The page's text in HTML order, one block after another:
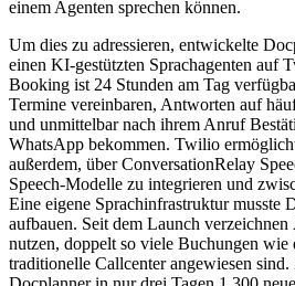
einem Agenten sprechen können.
Um dies zu adressieren, entwickelte
einen KI-gestützten Sprachagenten auf
Booking ist 24 Stunden am Tag
Termine vereinbaren, Antworten auf
und unmittelbar nach ihrem Anruf
WhatsApp bekommen. Twilio
außerdem, über ConversationRelay
Speech-Modelle zu integrieren und
Eine eigene Sprachinfrastruktur musste
aufbauen. Seit dem Launch
nutzen, doppelt so viele Buchungen wie
traditionelle Callcenter angewiesen